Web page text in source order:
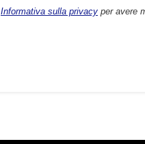
Informativa sulla privacy per avere